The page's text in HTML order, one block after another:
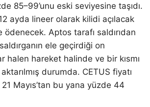
85–99’unu eski seviyesine taşıdı.
ayda lineer olarak kilidi açılacak
ödenecek. Aptos tarafı saldırıdan
ele geçirdiği on
halen hareket halinde ve bir kısmı
durumda. CETUS fiyatı
21 Mayıs’tan bu yana yüzde 44